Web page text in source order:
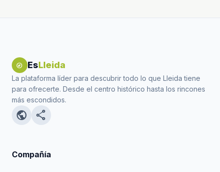
explore EsLleida
La plataforma líder para descubrir todo lo que Lleida tiene
para ofrecerte. Desde el centro histórico hasta los rincones
más escondidos.
public share
Compañía